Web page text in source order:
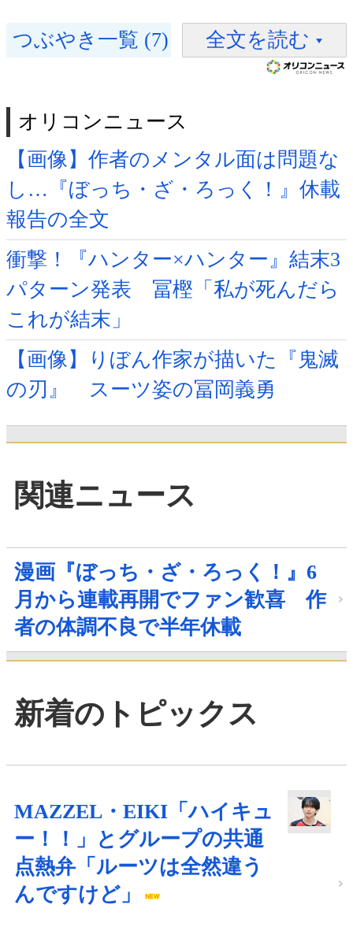
つぶやき一覧 (7) 全文を読む
オリコンニュース
【画像】作者のメンタル面は問題な
し…『ぼっち・ざ・ろっく！』休載
報告の全文
衝撃！『ハンター×ハンター』結末3
パターン発表 冨樫「私が死んだら
これが結末」
【画像】りぼん作家が描いた『鬼滅
の刃』 スーツ姿の冨岡義勇
関連ニュース
漫画『ぼっち・ざ・ろっく！』6
月から連載再開でファン歓喜 作
者の体調不良で半年休載
新着のトピックス
MAZZEL・EIKI「ハイキュ
ー！！」とグループの共通
点熱弁「ルーツは全然違う
んですけど」